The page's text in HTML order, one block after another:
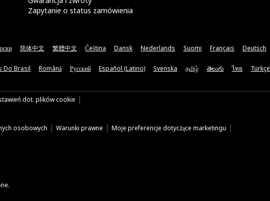
Zapytanie o status zamówienia
简体中文 繁體中文 Čeština Dansk Nederlands Suomi Français Deutsch
Do Brasil Română Русский Español (Latino) Svenska தமிழ் తెలుగు ไทย Türkçe
dot. plików cookie
osobowych Warunki prawne Moje preferencje dotyczące marketingu